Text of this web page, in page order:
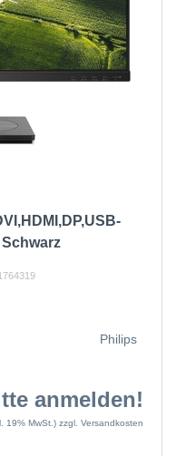
Schwarz
Philips
anmelden!
19% MwSt.) zzgl. Versandkosten